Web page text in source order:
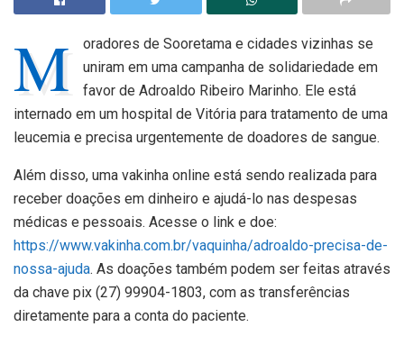
M
oradores de Sooretama e cidades vizinhas se
uniram em uma campanha de solidariedade em
favor de Adroaldo Ribeiro Marinho. Ele está
internado em um hospital de Vitória para tratamento de uma
leucemia e precisa urgentemente de doadores de sangue.
Além disso, uma vakinha online está sendo realizada para
receber doações em dinheiro e ajudá-lo nas despesas
médicas e pessoais. Acesse o link e doe:
https://www.vakinha.com.br/vaquinha/adroaldo-precisa-de-
nossa-ajuda. As doações também podem ser feitas através
da chave pix (27) 99904-1803, com as transferências
diretamente para a conta do paciente.